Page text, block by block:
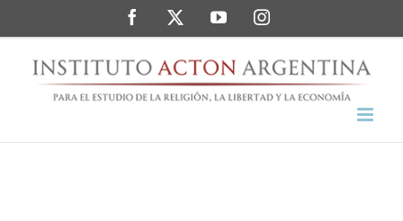
al
contenido
FacebookTwitterYouTubeInstagram